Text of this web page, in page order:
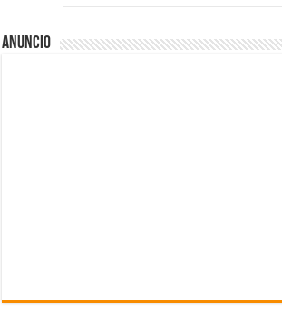
Anuncio